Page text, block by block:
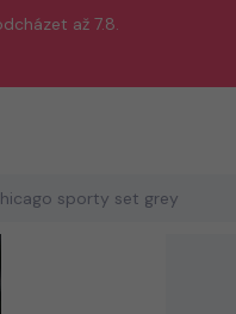
až 7.8.
sporty set grey